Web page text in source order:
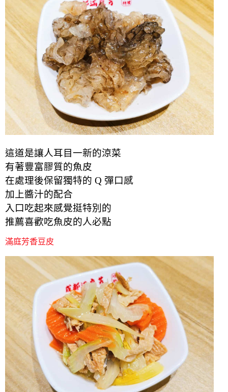
這道是讓人耳目一新的涼菜
有著豐富膠質的魚皮
在處理後保留獨特的 Q 彈口感
加上醬汁的配合
入口吃起來感覺挺特別的
推薦喜歡吃魚皮的人必點
滿庭芳香豆皮